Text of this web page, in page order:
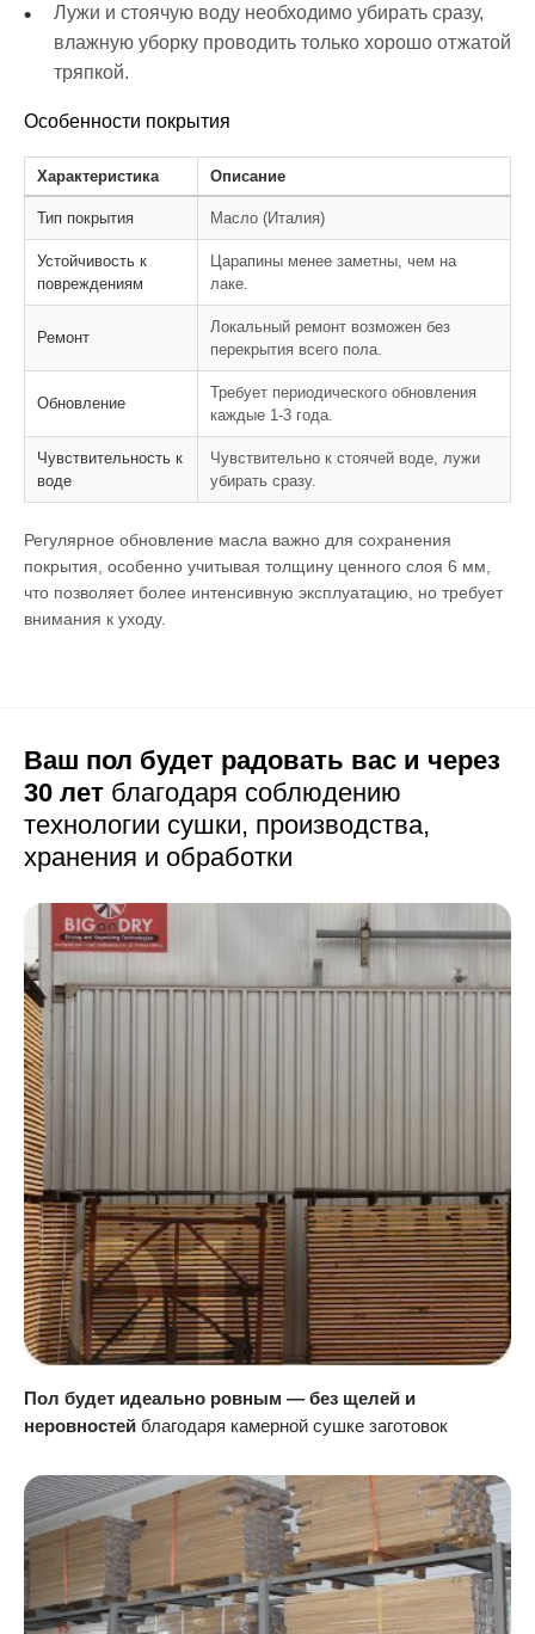
Лужи и стоячую воду необходимо убирать сразу,
влажную уборку проводить только хорошо отжатой
тряпкой.
Особенности покрытия
Характеристика Описание
Тип покрытия Масло (Италия)
Устойчивость к
повреждениям
Царапины менее заметны, чем на
лаке.
Ремонт
Локальный ремонт возможен без
перекрытия всего пола.
Обновление
Требует периодического обновления
каждые 1-3 года.
Чувствительность к
воде
Чувствительно к стоячей воде, лужи
убирать сразу.
Регулярное обновление масла важно для сохранения
покрытия, особенно учитывая толщину ценного слоя 6 мм,
что позволяет более интенсивную эксплуатацию, но требует
внимания к уходу.
Ваш пол будет радовать вас и через
30 лет благодаря соблюдению
технологии сушки, производства,
хранения и обработки
Пол будет идеально ровным — без щелей и
неровностей благодаря камерной сушке заготовок